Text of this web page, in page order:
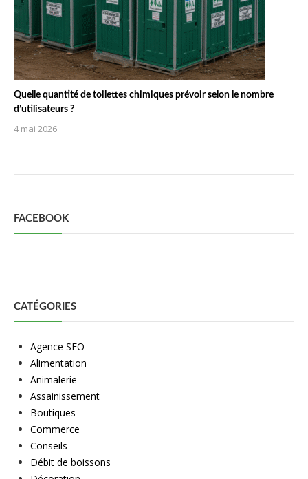
Quelle quantité de toilettes chimiques prévoir selon le nombre
d’utilisateurs ?
4 mai 2026
FACEBOOK
CATÉGORIES
Agence SEO
Alimentation
Animalerie
Assainissement
Boutiques
Commerce
Conseils
Débit de boissons